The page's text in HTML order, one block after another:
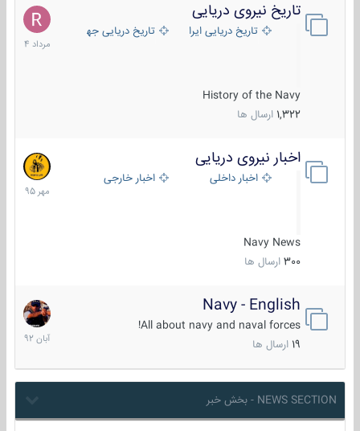
تاریخ نیروی دریایی
تاریخ دریایی ایران تاریخ دریایی جهان
History of the Navy
1,322 ارسال ها
16
مرداد
1404
اخبار نیروی دریایی
اخبار داخلی اخبار خارجی
Navy News
300 ارسال ها
27
مهر
1395
Navy - English
All about navy and naval forces!
ارسال ها
22
آبان
1392
NEWS SECTION - بخش خبر